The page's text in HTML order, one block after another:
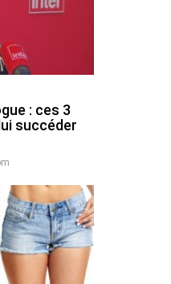
: ces 3
succéder